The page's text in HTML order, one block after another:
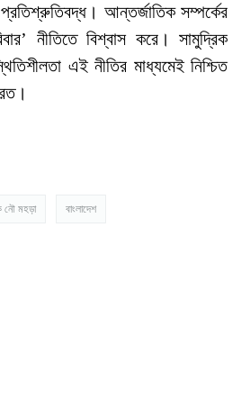
আন্তর্জাতিক সম্পর্কের
নীতিতে বিশ্বাস করে। সামুদ্রিক
এই নীতির মাধ্যমেই নিশ্চিত
নৌ মহড়া বাংলাদেশ